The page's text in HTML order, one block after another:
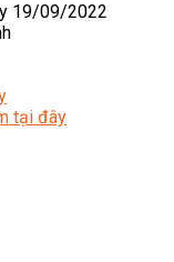
19/09/2022
tại đây